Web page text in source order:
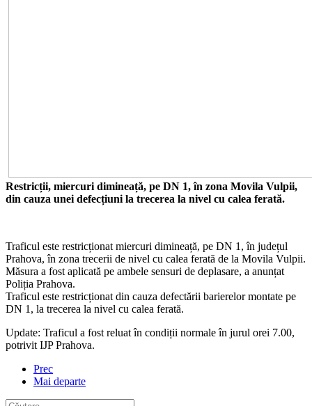
Restricții, miercuri dimineață, pe DN 1, în zona Movila Vulpii,
din cauza unei defecțiuni la trecerea la nivel cu calea ferată.
Traficul este restricționat miercuri dimineață, pe DN 1, în județul
Prahova, în zona trecerii de nivel cu calea ferată de la Movila Vulpii.
Măsura a fost aplicată pe ambele sensuri de deplasare, a anunțat
Poliția Prahova.
Traficul este restricționat din cauza defectării barierelor montate pe
DN 1, la trecerea la nivel cu calea ferată.
Update: Traficul a fost reluat în condiții normale în jurul orei 7.00,
potrivit IJP Prahova.
Prec
Mai departe